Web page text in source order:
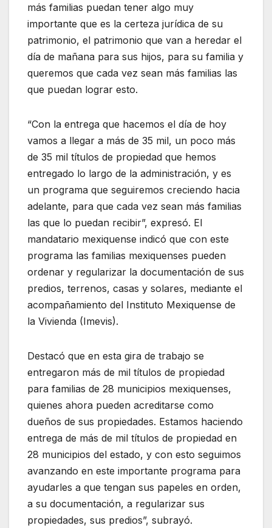
más familias puedan tener algo muy
importante que es la certeza jurídica de su
patrimonio, el patrimonio que van a heredar el
día de mañana para sus hijos, para su familia y
queremos que cada vez sean más familias las
que puedan lograr esto.
“Con la entrega que hacemos el día de hoy
vamos a llegar a más de 35 mil, un poco más
de 35 mil títulos de propiedad que hemos
entregado lo largo de la administración, y es
un programa que seguiremos creciendo hacia
adelante, para que cada vez sean más familias
las que lo puedan recibir”, expresó. El
mandatario mexiquense indicó que con este
programa las familias mexiquenses pueden
ordenar y regularizar la documentación de sus
predios, terrenos, casas y solares, mediante el
acompañamiento del Instituto Mexiquense de
la Vivienda (Imevis).
Destacó que en esta gira de trabajo se
entregaron más de mil títulos de propiedad
para familias de 28 municipios mexiquenses,
quienes ahora pueden acreditarse como
dueños de sus propiedades. Estamos haciendo
entrega de más de mil títulos de propiedad en
28 municipios del estado, y con esto seguimos
avanzando en este importante programa para
ayudarles a que tengan sus papeles en orden,
a su documentación, a regularizar sus
propiedades, sus predios”, subrayó.